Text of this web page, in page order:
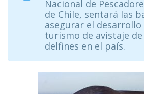
Nacional de
de Chile, sentará las
asegurar el
turismo de avistaje
delfines en el país.